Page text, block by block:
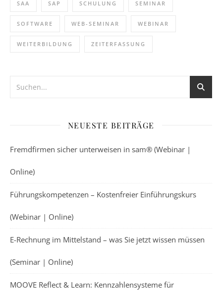
SAA SAP SCHULUNG SEMINAR
SOFTWARE WEB-SEMINAR WEBINAR
WEITERBILDUNG ZEITERFASSUNG
NEUESTE BEITRÄGE
Fremdfirmen sicher unterweisen in sam® (Webinar |
Online)
Führungskompetenzen – Kostenfreier Einführungskurs
(Webinar | Online)
E-Rechnung im Mittelstand – was Sie jetzt wissen müssen
(Seminar | Online)
MOOVE Reflect & Learn: Kennzahlensysteme für